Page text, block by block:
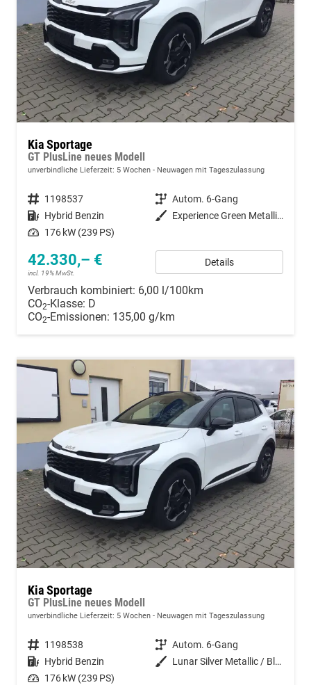
Kia Sportage
GT PlusLine neues Modell
unverbindliche Lieferzeit: 5 Wochen Neuwagen mit Tageszulassung
Fahrzeugnummer 1198537 Getriebe Autom. 6-Gang
Kraftstoff Hybrid Benzin Außenfarbe
Experience Green Metallic / Black Pearl
Leistung 176 kW (239 PS)
42.330,– €
incl. 19% MwSt.
Details
Verbrauch kombiniert: 6,00 l/100km
CO2-Klasse: D
CO2-Emissionen: 135,00 g/km
Kia Sportage
GT PlusLine neues Modell
unverbindliche Lieferzeit: 5 Wochen Neuwagen mit Tageszulassung
Fahrzeugnummer 1198538 Getriebe Autom. 6-Gang
Kraftstoff Hybrid Benzin Außenfarbe
Lunar Silver Metallic / Black Pearl
Leistung 176 kW (239 PS)